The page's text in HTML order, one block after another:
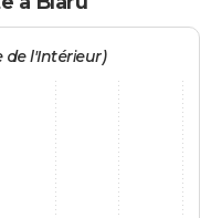
de l'Intérieur)